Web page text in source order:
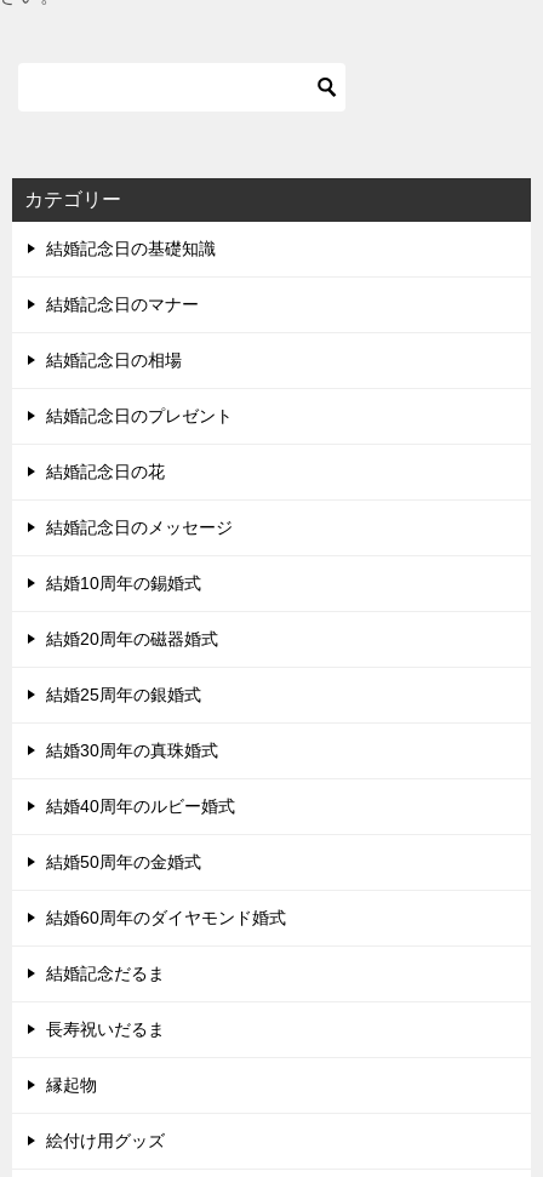
カテゴリー
結婚記念日の基礎知識
結婚記念日のマナー
結婚記念日の相場
結婚記念日のプレゼント
結婚記念日の花
結婚記念日のメッセージ
結婚10周年の錫婚式
結婚20周年の磁器婚式
結婚25周年の銀婚式
結婚30周年の真珠婚式
結婚40周年のルビー婚式
結婚50周年の金婚式
結婚60周年のダイヤモンド婚式
結婚記念だるま
長寿祝いだるま
縁起物
絵付け用グッズ